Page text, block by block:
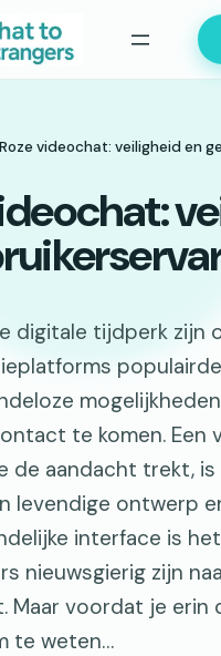
Roze videochat: veiligheid en
digitale tijdperk zijn
te komen. Een
de aandacht trekt, is
levendige ontwerp
interface is
nieuwsgierig zijn
Maar voordat je erin
te weten…